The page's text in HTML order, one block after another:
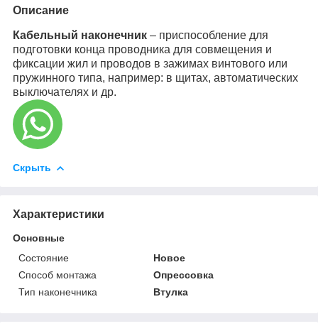
Описание
Кабельный наконечник – приспособление для
подготовки конца проводника для совмещения и
фиксации жил и проводов в зажимах винтового или
пружинного типа, например: в щитах, автоматических
выключателях и др.
Скрыть
Характеристики
Основные
Состояние
Новое
Способ монтажа
Опрессовка
Тип наконечника
Втулка